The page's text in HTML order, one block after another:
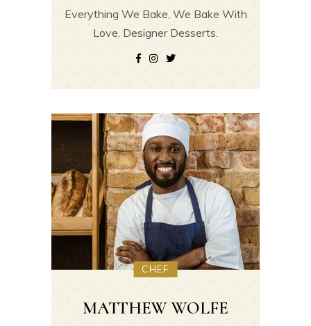
Everything We Bake, We Bake With
Love. Designer Desserts.
CHEF
MATTHEW WOLFE